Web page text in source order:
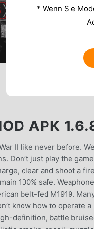
APK
II like never before.
Don’t just play the
clear and shoot a
100% safe.
belt-fed M1919.
know how to operate
definition, battle
* Wenn Sie